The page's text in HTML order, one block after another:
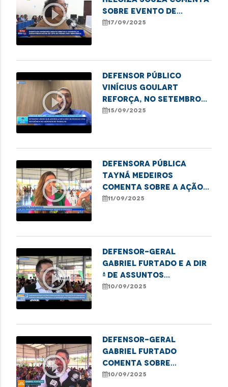
play_circle_outline
sobre evento de
combate ao
17/09/2025
play_circle_outline
Defensor Público
Vinícius Goulart
reforça, no Setembro
Verde, a importância da
mercado de trabalho
15/09/2025
play_circle_outline
Defensora Pública
Tayná Medeiros
comenta sobre a ação
da Carreta MARADEFS
11/09/2025
play_circle_outline
Defensor-geral
Gabriel Furtado e a Dir
ª de Assuntos
Institucionais da
Carreta Maradefs no
10/09/2025
play_circle_outline
Defensor-geral
Gabriel Furtado
comenta sobre
parceria da Defensoria
10/09/2025